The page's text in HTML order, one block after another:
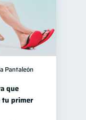
4
1
Pantaleón
que
primer